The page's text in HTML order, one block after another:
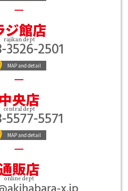
ジ館店
rajikan dept
3526-2501
MAP and detail
中央店
central dept
5577-5571
MAP and detail
販店
online dept